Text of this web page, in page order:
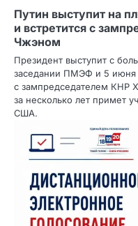
Путин выступит на
и встретится с
Чжэном
Президент выступит с
заседании ПМЭФ и 5 июня
с зампредседателем КНР
за несколько лет примет
США.